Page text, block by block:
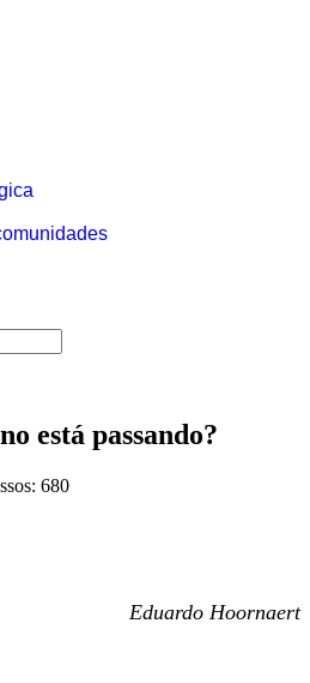
está passando?
680
Eduardo Hoornaert